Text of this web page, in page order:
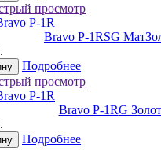
просмотр
Bravo P-1RSG
Подробнее
просмотр
Bravo P-1RG
Подробнее